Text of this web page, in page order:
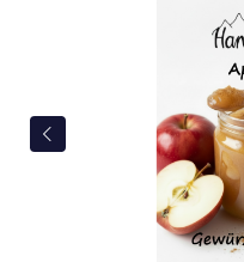
Bildergalerie überspringen